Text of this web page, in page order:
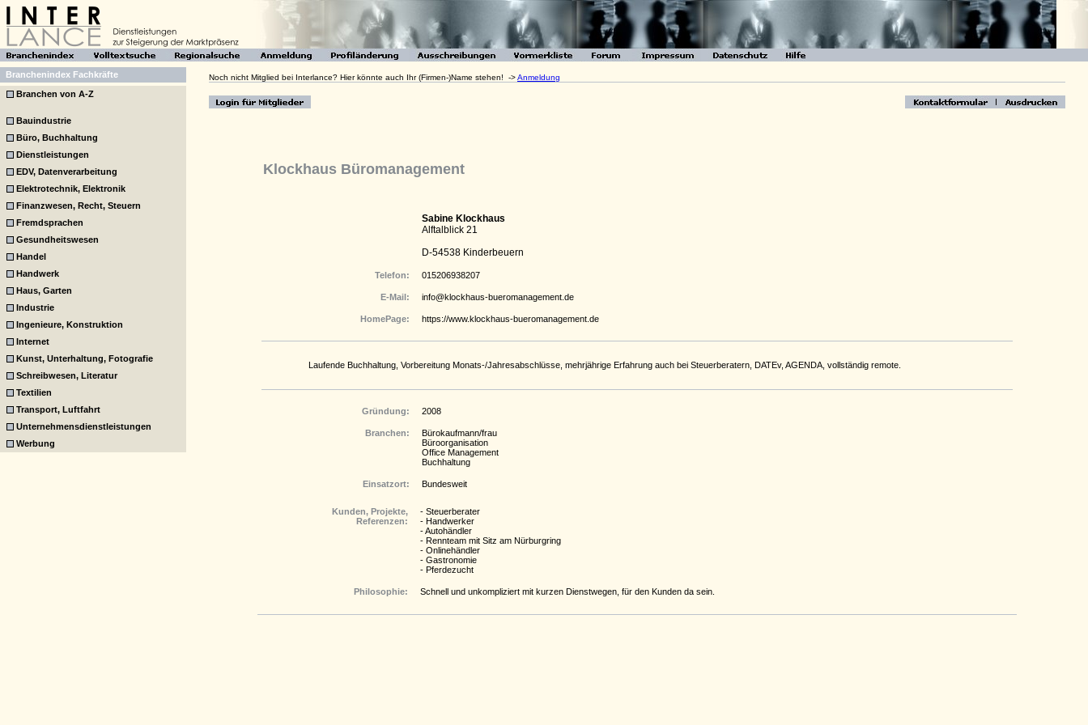
Branchenindex Fachkräfte Noch nicht Mitglied bei Interlance? Hier könnte auch Ihr (Firmen-)Name stehen! ->Anmeldung
Branchen von A-Z
Bauindustrie
Büro, Buchhaltung
Dienstleistungen
EDV, Datenverarbeitung
Elektrotechnik, Elektronik
Finanzwesen, Recht, Steuern
Fremdsprachen
Gesundheitswesen
Handel
Handwerk
Haus, Garten
Industrie
Ingenieure, Konstruktion
Internet
Kunst, Unterhaltung, Fotografie
Schreibwesen, Literatur
Textilien
Transport, Luftfahrt
Unternehmensdienstleistungen
Werbung
Klockhaus Büromanagement
Sabine Klockhaus
Alftalblick 21
D-54538 Kinderbeuern
Telefon: 015206938207
E-Mail: info@klockhaus-bueromanagement.de
HomePage: https://www.klockhaus-bueromanagement.de
Laufende Buchhaltung, Vorbereitung Monats-/Jahresabschlüsse, mehrjährige Erfahrung auch bei Steuerberatern, DATEv, AGENDA, vollständig remote.
Gründung: 2008
Branchen:
Bürokaufmann/frau
Büroorganisation
Office Management
Buchhaltung
Einsatzort: Bundesweit
Kunden, Projekte,
Referenzen:
- Steuerberater
- Handwerker
- Autohändler
- Rennteam mit Sitz am Nürburgring
- Onlinehändler
- Gastronomie
- Pferdezucht
Philosophie: Schnell und unkompliziert mit kurzen Dienstwegen, für den Kunden da sein.